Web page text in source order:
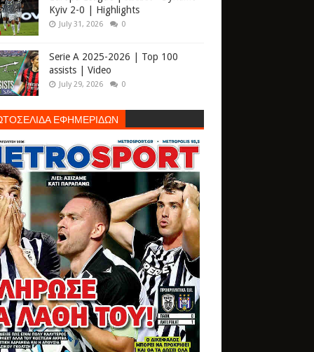
Kyiv 2-0 | Highlights
July 31, 2026 0
Serie A 2025-2026 | Top 100
assists | Video
July 29, 2026 0
ΕΦΗΜΕΡΙΔΩΝ